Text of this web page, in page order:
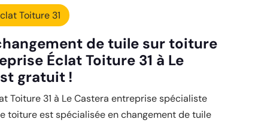
Toiture 31
de tuile sur toiture
Éclat Toiture 31 à Le
gratuit !
Toiture 31 à Le Castera entreprise spécialiste
toiture est spécialisée en changement de tuile